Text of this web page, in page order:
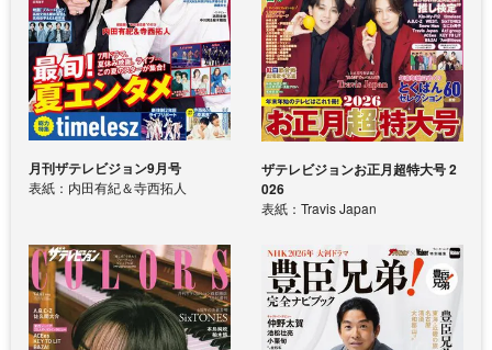
月刊ザテレビジョン9月号
表紙：内田有紀＆寺西拓人
ザテレビジョンお正月超特大号 2
026
表紙：Travis Japan